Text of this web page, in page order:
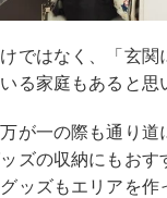
ではなく、「玄関
る家庭もあると思
が一の際も通り道
ズの収納にもおす
ッズもエリアを作